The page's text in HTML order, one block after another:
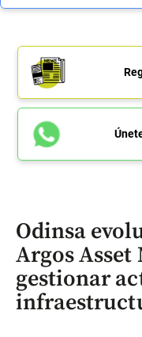
Odinsa
Argos
gestionar